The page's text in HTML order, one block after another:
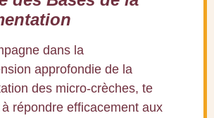
dans la
approfondie de la
des micro-crèches, te
répondre efficacement aux